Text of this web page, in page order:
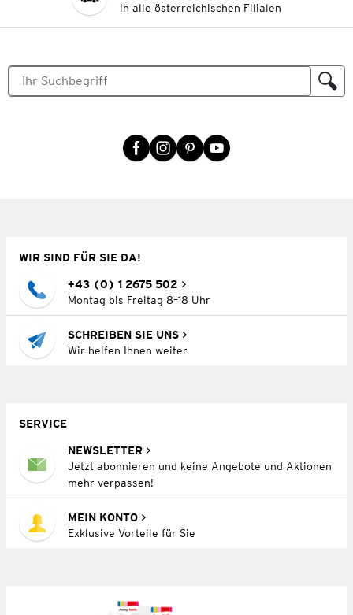
in alle österreichischen Filialen
WIR SIND FÜR SIE DA!
+43 (0) 1 2675 502
Montag bis Freitag 8–18 Uhr
SCHREIBEN SIE UNS
Wir helfen Ihnen weiter
SERVICE
NEWSLETTER
Jetzt abonnieren und keine Angebote und Aktionen
mehr verpassen!
MEIN KONTO
Exklusive Vorteile für Sie